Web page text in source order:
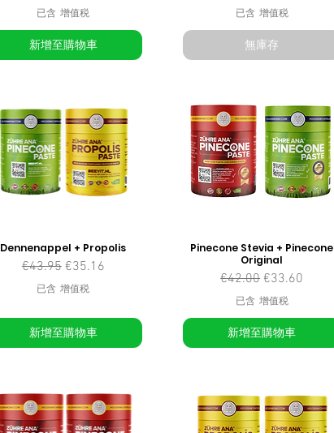
已含 增值税
新增至購物車
已含 增值税
無庫存
Dennenappel + Propolis
一般價格
€43.95 促銷價格
€35.16
已含 增值税
新增至購物車
Pinecone Stevia + Pinecone
Original
一般價格
€42.00 促銷價格
€33.60
已含 增值税
新增至購物車